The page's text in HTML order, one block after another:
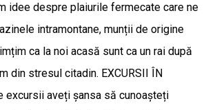
idee despre plaiurile fermecate care ne
intramontane, munții de origine
ca la noi acasă sunt ca un rai după
din stresul citadin. EXCURSII ÎN
excursii aveți șansa să cunoașteți